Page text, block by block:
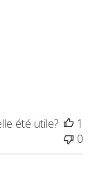
été utile?
1
0